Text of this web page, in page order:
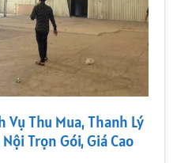
Vụ Thu Mua, Thanh Lý
Trọn Gói, Giá Cao